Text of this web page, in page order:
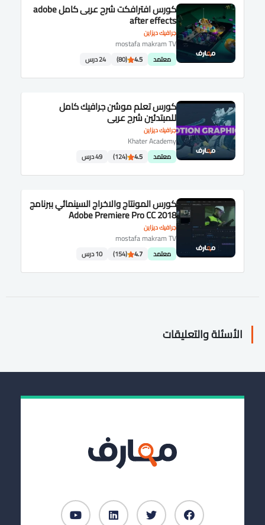
جرافيك ديزاين
كورس افترافكت شرح عربى كامل adobe
after effects
mostafa makram TV
معتمد 4.5
(80) 24 درس
جرافيك ديزاين
كورس تعلم موشن جرافيك كامل
للمبتدئين شرح عربى
Khater Academy
معتمد 4.5
(124) 49 درس
جرافيك ديزاين
كورس المونتاج والاخراج السينمائي ببرنامج
Adobe Premiere Pro CC 2018
mostafa makram TV
معتمد 4.7
(154) 10 درس
الأسئلة والتعليقات